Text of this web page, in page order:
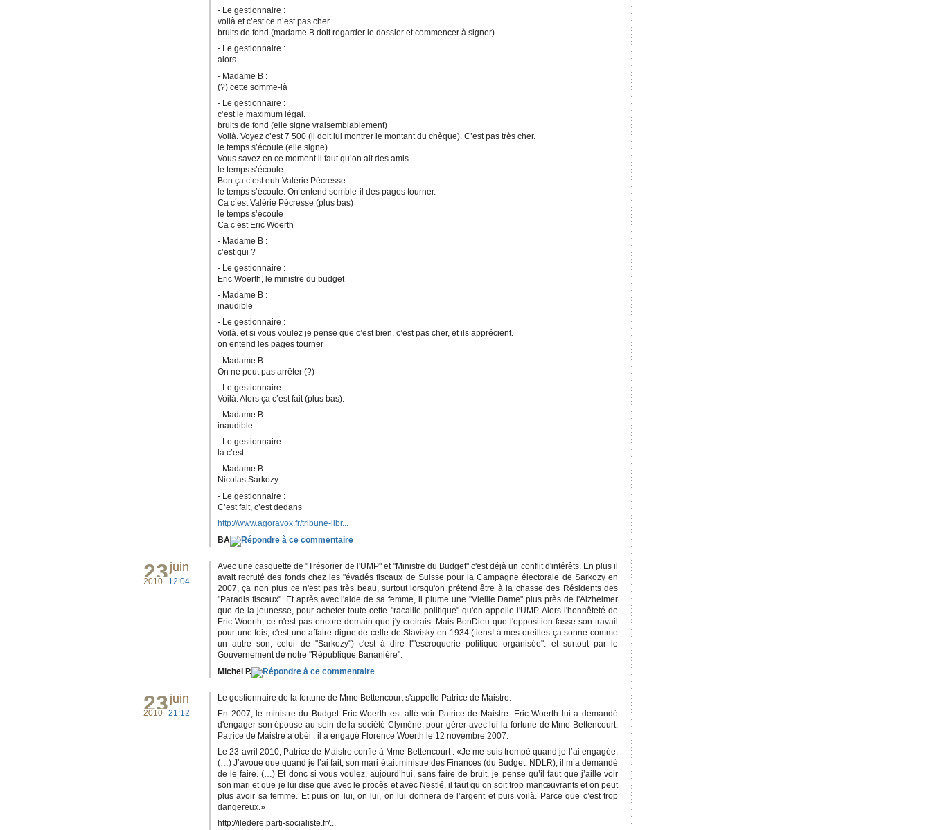
- Le gestionnaire :
voilà et c’est ce n’est pas cher
bruits de fond (madame B doit regarder le dossier et commencer à signer)
- Le gestionnaire :
alors
- Madame B :
(?) cette somme-là
- Le gestionnaire :
c’est le maximum légal.
bruits de fond (elle signe vraisemblablement)
Voilà. Voyez c’est 7 500 (il doit lui montrer le montant du chèque). C’est pas très cher.
le temps s’écoule (elle signe).
Vous savez en ce moment il faut qu’on ait des amis.
le temps s’écoule
Bon ça c’est euh Valérie Pécresse.
le temps s’écoule. On entend semble-il des pages tourner.
Ca c’est Valérie Pécresse (plus bas)
le temps s’écoule
Ca c’est Eric Woerth
- Madame B :
c’est qui ?
- Le gestionnaire :
Eric Woerth, le ministre du budget
- Madame B :
inaudible
- Le gestionnaire :
Voilà. et si vous voulez je pense que c’est bien, c’est pas cher, et ils apprécient.
on entend les pages tourner
- Madame B :
On ne peut pas arrêter (?)
- Le gestionnaire :
Voilà. Alors ça c’est fait (plus bas).
- Madame B :
inaudible
- Le gestionnaire :
là c’est
- Madame B :
Nicolas Sarkozy
- Le gestionnaire :
C’est fait, c’est dedans
http://www.agoravox.fr/tribune-libr...
BA
23 juin
2010 12:04
Avec une casquette de "Trésorier de l'UMP" et "Ministre du Budget" c'est déjà un conflit d'intérêts. En plus il
avait recruté des fonds chez les "évadés fiscaux de Suisse pour la Campagne électorale de Sarkozy en
2007, ça non plus ce n'est pas très beau, surtout lorsqu'on prétend être à la chasse des Résidents des
"Paradis fiscaux". Et après avec l'aide de sa femme, il plume une "Vieille Dame" plus près de l'Alzheimer
que de la jeunesse, pour acheter toute cette "racaille politique" qu'on appelle l'UMP. Alors l'honnêteté de
Eric Woerth, ce n'est pas encore demain que j'y croirais. Mais BonDieu que l'opposition fasse son travail
pour une fois, c'est une affaire digne de celle de Stavisky en 1934 (tiens! à mes oreilles ça sonne comme
un autre son, celui de "Sarkozy") c'est à dire l'"escroquerie politique organisée". et surtout par le
Gouvernement de notre "République Bananière".
Michel P.
23 juin
2010 21:12
Le gestionnaire de la fortune de Mme Bettencourt s'appelle Patrice de Maistre.
En 2007, le ministre du Budget Eric Woerth est allé voir Patrice de Maistre. Eric Woerth lui a demandé
d'engager son épouse au sein de la société Clymène, pour gérer avec lui la fortune de Mme Bettencourt.
Patrice de Maistre a obéi : il a engagé Florence Woerth le 12 novembre 2007.
Le 23 avril 2010, Patrice de Maistre confie à Mme Bettencourt : «Je me suis trompé quand je l’ai engagée.
(…) J’avoue que quand je l’ai fait, son mari était ministre des Finances (du Budget, NDLR), il m’a demandé
de le faire. (…) Et donc si vous voulez, aujourd’hui, sans faire de bruit, je pense qu’il faut que j’aille voir
son mari et que je lui dise que avec le procès et avec Nestlé, il faut qu’on soit trop manœuvrants et on peut
plus avoir sa femme. Et puis on lui, on lui, on lui donnera de l’argent et puis voilà. Parce que c’est trop
dangereux.»
http://iledere.parti-socialiste.fr/...